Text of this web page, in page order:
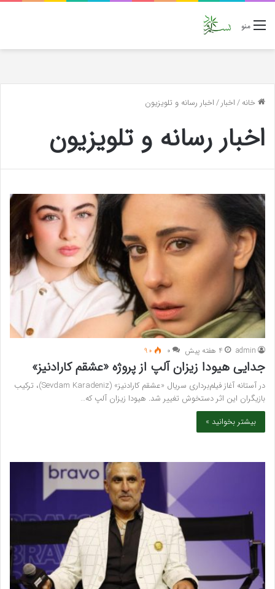
منو
خانه/اخبار/اخبار رسانه و تلویزیون
اخبار رسانه و تلویزیون
admin 4 هفته پیش ۰ 90
جدایی هیودا زیزان آلپ از پروژه «عشقم کارادنیز»
در آستانه آغاز فیلم‌برداری سریال «عشقم کارادنیز» (Sevdam Karadeniz)، ترکیب
بازیگران این اثر دستخوش تغییر شد. هیودا زیزان آلپ که…
بیشتر بخوانید »